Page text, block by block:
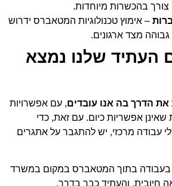
בהכשרות מיוחדות.
– אימוץ טכנולוגיות המטאברס ידרוש
מצד ארגונים.
העתיד שלנו נמצא
את הדרך בה אנו עובדים, עם אפשרויות
אפשריות כיום. עם זאת, כדי
עבודה מרכזי, יש להתגבר על אתגרים
בעבודה בתוך המטאברס במקום במשרד
חיובית, והעתיד כבר בדרך.